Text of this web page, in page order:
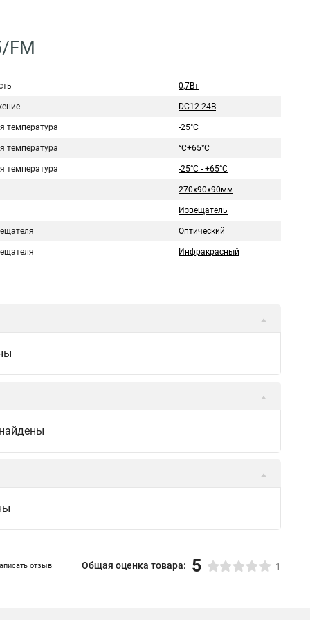
FM
0,7Вт
DC12-24В
температура -25°C
температура °C+65°C
температура -25°C - +65°C
270х90х90мм
Извещатель
Оптический
Инфракрасный
отзыв Общая оценка товара: 5 1